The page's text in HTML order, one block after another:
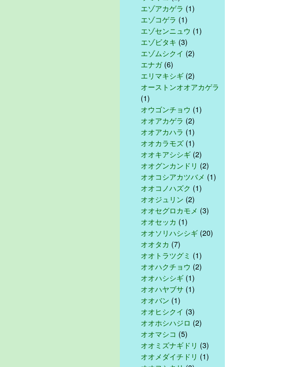
エゾアカゲラ (1)
エゾコゲラ (1)
エゾセンニュウ (1)
エゾビタキ (3)
エゾムシクイ (2)
エナガ(6)
エリマキシギ (2)
オーストンオオアカゲラ
(1)
オウゴンチョウ (1)
オオアカゲラ (2)
オオアカハラ (1)
オオカラモズ (1)
オオキアシシギ (2)
オオグンカンドリ (2)
オオコシアカツバメ (1)
オオコノハズク (1)
オオジュリン (2)
オオセグロカモメ (3)
オオセッカ (1)
オオソリハシシギ (20)
オオタカ (7)
オオトラツグミ (1)
オオハクチョウ (2)
オオハシシギ (1)
オオハヤブサ (1)
オオバン (1)
オオヒシクイ (3)
オオホシハジロ (2)
オオマシコ (5)
オオミズナギドリ (3)
オオメダイチドリ (1)